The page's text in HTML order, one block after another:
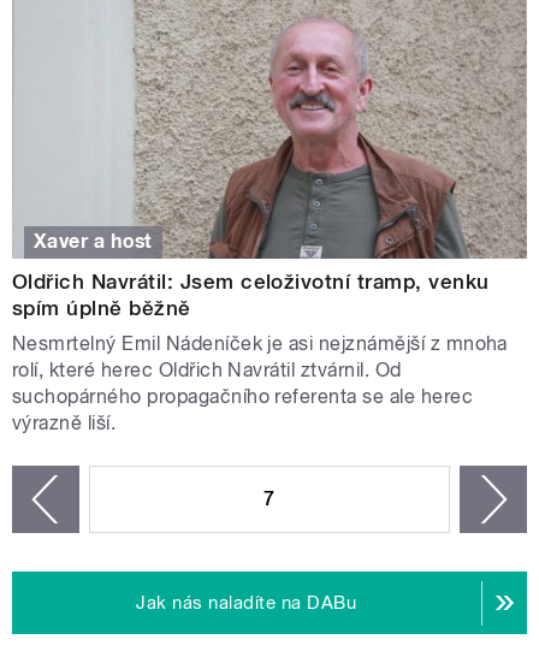
Xaver a host
Oldřich Navrátil: Jsem celoživotní tramp, venku
spím úplně běžně
Nesmrtelný Emil Nádeníček je asi nejznámější z mnoha
rolí, které herec Oldřich Navrátil ztvárnil. Od
suchopárného propagačního referenta se ale herec
výrazně liší.
7
Jak nás naladíte na DABu